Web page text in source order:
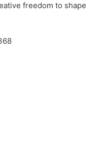
freedom to shape